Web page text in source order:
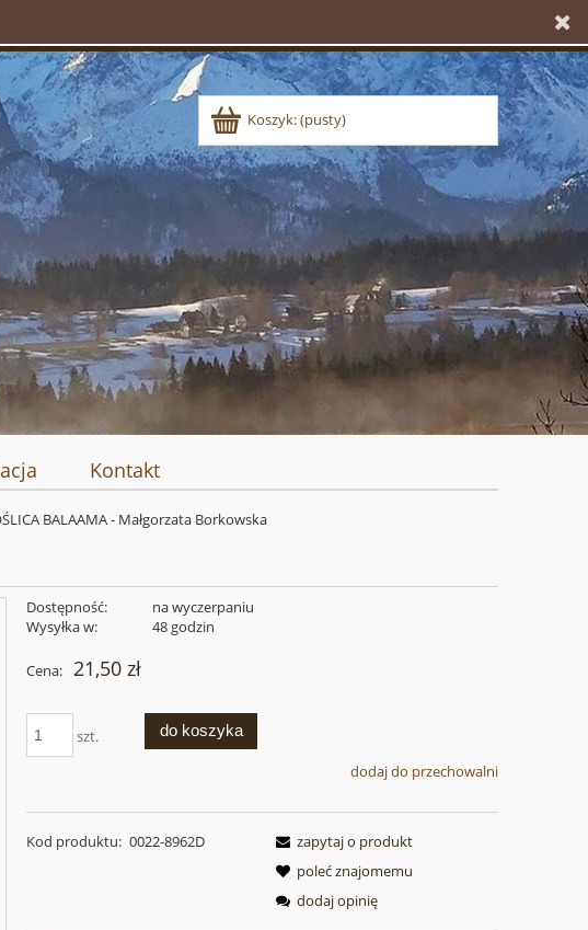
Koszyk:(pusty)
Kontakt
BALAAMA - Małgorzata Borkowska
Dostępność:
na wyczerpaniu
Wysyłka w:
48 godzin
Cena: 21,50 zł
szt. do koszyka
dodaj do przechowalni
Kod produktu: 0022-8962D
zapytaj o produkt
poleć znajomemu
dodaj opinię